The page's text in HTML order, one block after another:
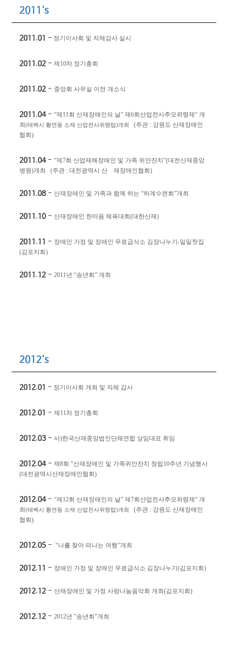
2011's
2011.01 - 정기이사회 및 자체감사 실시
2011.02 - 제 10차 정기총회
2011.02 - 중앙회 사무실 이전 개소식
2011.04 - “제 11회 산재장애인의 날” 제 6회산업전사추모위령제 “ 개
최 (태백시 황연동 소재 산업전사위령탑)개최 (주관 : 강원도 산재장애인
협회 )
2011.04 - “제 7회 산업재해장애인 및 가족 위안잔치 ”(대전산재중앙
병원)개최 (주관 : 대전광역시 산 재장애인협회 )
2011.08 - 산재장애인 및 가족과 함께 하는 “하계수련회 ”개최
2011.10 - 산재장애인 한마음 체육대회 (대한산재)
2011.11 - 장애인 가정 및 장애인 무료급식소 김장나누기 -일일찻집
(김포지회 )
2011.12 - 2011년 “송년회 ” 개최
2012's
2012.01 - 정기이사회 개최 및 자체 감사
2012.01 - 제 11차 정기총회
2012.03 - 사)한국산재중앙법인단체연합 상임대표 취임
2012.04 - 제 8회 "산재장애인 및 가족위안잔치 창립 10주년 기념행사
(대전광역시산재장애인협회 )
2012.04 - “제 12회 산재장애인의 날” 제 7회산업전사추모위령제 “ 개
최 (태백시 황연동 소재 산업전사위령탑)개최 (주관 : 강원도 산재장애인
협회 )
2012.05 - “나를 찾아 떠나는 여행”개최
2012.11 - 장애인 가정 및 장애인 무료급식소 김장나누기 (김포지회 )
2012.12 - 산재장애인 및 가정 사랑나눔음악회 개최 (김포지회 )
2012.12 - 2012년 "송년회 "개최